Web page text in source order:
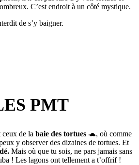
C’est endroit à un côté mystique.
de s’y baigner.
PMT
de la baie des tortues 🐢, où comme
y observer des dizaines de tortues. Et
Mais où que tu sois, ne pars jamais sans
! Les lagons ont tellement a t’offrif !